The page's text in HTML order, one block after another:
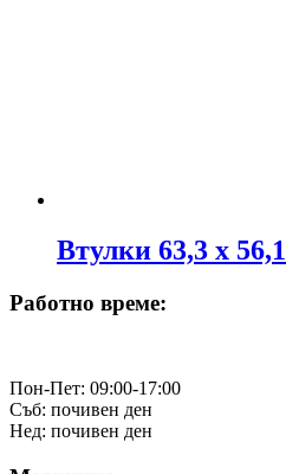
Втулки 63,3 х
Работно време:
Пон-Пет: 09:00-17:00
Съб: почивен ден
Нед: почивен ден